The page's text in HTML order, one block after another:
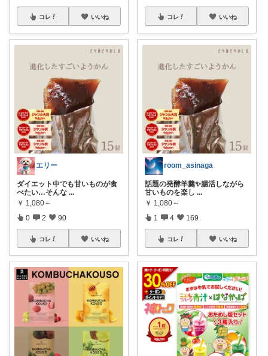
コレ いいね
エリー
ダイエット中でも甘いものが食
べたい…そんな ...
￥ 1,080～
0 2 90
コレ いいね
コレ いいね
room_asinaga
話題の発酵羊羹✨腸活しながら
甘いものを楽し ...
￥ 1,080～
1 4 169
コレ いいね